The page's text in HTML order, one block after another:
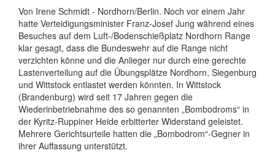
Von Irene Schmidt - Nordhorn/Berlin. Noch vor einem Jahr
hatte Verteidigungsminister Franz-Josef Jung während eines
Besuches auf dem Luft-/Bodenschießplatz Nordhorn Range
klar gesagt, dass die Bundeswehr auf die Range nicht
verzichten könne und die Anlieger nur durch eine gerechte
Lastenverteilung auf die Übungsplätze Nordhorn, Siegenburg
und Wittstock entlastet werden könnten. In Wittstock
(Brandenburg) wird seit 17 Jahren gegen die
Wiederinbetriebnahme des so genannten „Bombodroms“ in
der Kyritz-Ruppiner Heide erbitterter Widerstand geleistet.
Mehrere Gerichtsurteile hatten die „Bombodrom“-Gegner in
ihrer Auffassung unterstützt.